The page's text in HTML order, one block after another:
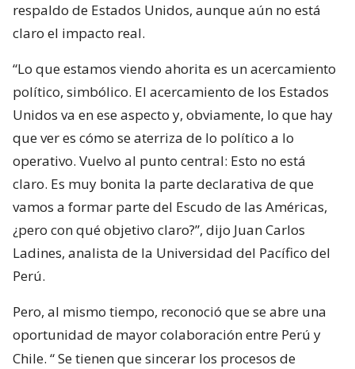
respaldo de Estados Unidos, aunque aún no está
claro el impacto real.
“Lo que estamos viendo ahorita es un acercamiento
político, simbólico. El acercamiento de los Estados
Unidos va en ese aspecto y, obviamente, lo que hay
que ver es cómo se aterriza de lo político a lo
operativo. Vuelvo al punto central: Esto no está
claro. Es muy bonita la parte declarativa de que
vamos a formar parte del Escudo de las Américas,
¿pero con qué objetivo claro?”, dijo Juan Carlos
Ladines, analista de la Universidad del Pacífico del
Perú.
Pero, al mismo tiempo, reconoció que se abre una
oportunidad de mayor colaboración entre Perú y
Chile. “Se tienen que sincerar los procesos de